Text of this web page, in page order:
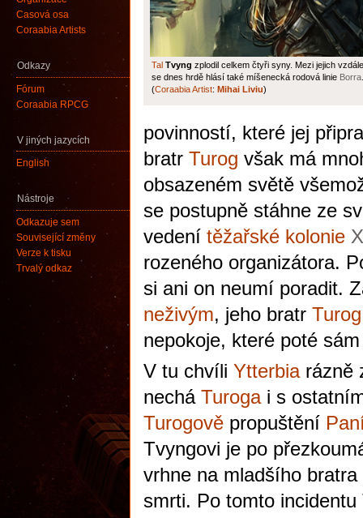
Tal Tvyng zplodil celkem čtyři syny. Mezi jejich
se dnes hrdě hlásí také míšenecká rodová linie Borra
(Coraabia Artist: Mihai Liviu)
povinností, které jej
bratr Turog však má
obsazeném světě
se postupně stáhne ze
vedení těžařské kolonie
rozeného organizátora.
si ani on neumí poradit.
neživým, jeho bratr Turog
nepokoje, které poté
V tu chvíli Ytterbiarázně
nechá Turogai s
Turogově propuštění
Tvyngovi je po
vrhne na mladšího
smrti. Po tomto
Časová osa
Coraabia Artists
Odkazy
Fórum
Coraabia RPCG
V jiných jazycích
English
Nástroje
Odkazuje sem
Související změny
Verze k tisku
Trvalý odkaz